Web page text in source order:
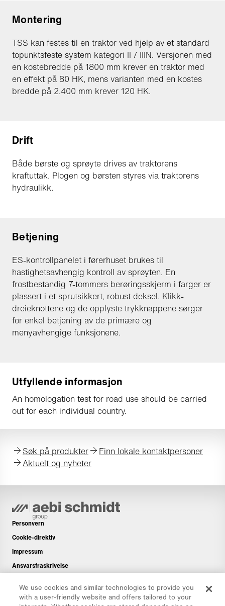
Montering
TSS kan festes til en traktor ved hjelp av et standard
topunktsfeste system kategori II / IIIN. Versjonen med
en kostebredde på 1800 mm krever en traktor med
en effekt på 80 HK, mens varianten med en kostes
bredde på 2.400 mm krever 120 HK.
Drift
Både børste og sprøyte drives av traktorens
kraftuttak. Plogen og børsten styres via traktorens
hydraulikk.
Betjening
ES-kontrollpanelet i førerhuset brukes til
hastighetsavhengig kontroll av sprøyten. En
frostbestandig 7-tommers berøringsskjerm i farger er
plassert i et sprutsikkert, robust deksel. Klikk-
dreieknottene og de opplyste trykknappene sørger
for enkel betjening av de primære og
menyavhengige funksjonene.
Utfyllende informasjon
An homologation test for road use should be carried
out for each individual country.
Søk på produkter
Finn lokale kontaktpersoner
Aktuelt og nyheter
Personvern
Cookie-direktiv
Impressum
Ansvarsfraskrivelse
Reservedeler
We use cookies and similar technologies to provide you
with a user-friendly website and offers tailored to your